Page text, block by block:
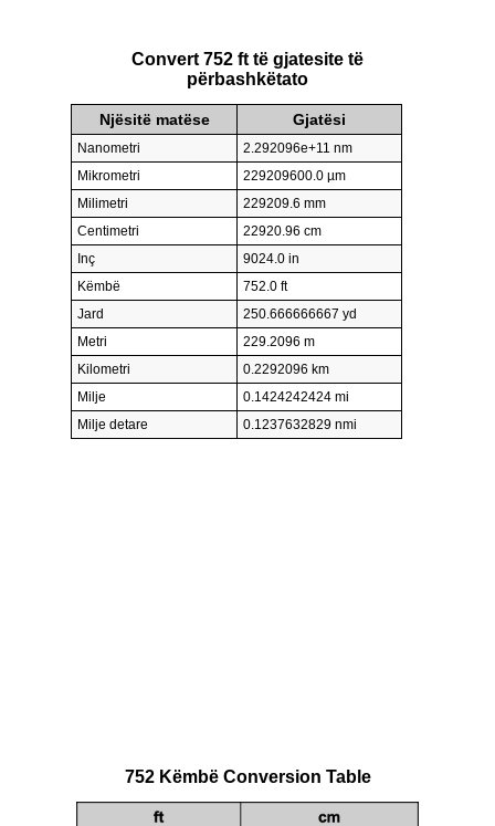
Convert 752 ft të gjatesite të
përbashkëtato
Njësitë matëse Gjatësi
Nanometri
2.292096e+11 nm
Mikrometri
229209600.0 µm
Milimetri
229209.6 mm
Centimetri
22920.96 cm
Inç
9024.0 in
Këmbë
752.0 ft
Jard
250.666666667 yd
Metri
229.2096 m
Kilometri
0.2292096 km
Milje
0.1424242424 mi
Milje detare
0.1237632829 nmi
752 Këmbë Conversion Table